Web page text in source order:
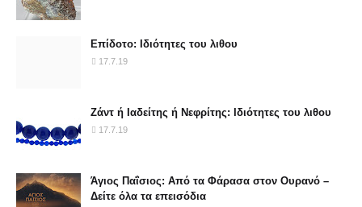
Επίδοτο: Ιδιότητες του λιθου
17.7.19
Ζάντ ή Ιαδείτης ή Νεφρίτης: Ιδιότητες του λιθου
17.7.19
Άγιος Παΐσιος: Από τα Φάρασα στον Ουρανό –
Δείτε όλα τα επεισόδια